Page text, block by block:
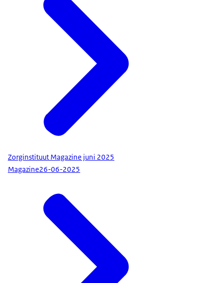
Zorginstituut Magazine juni 2025
Magazine26-06-2025